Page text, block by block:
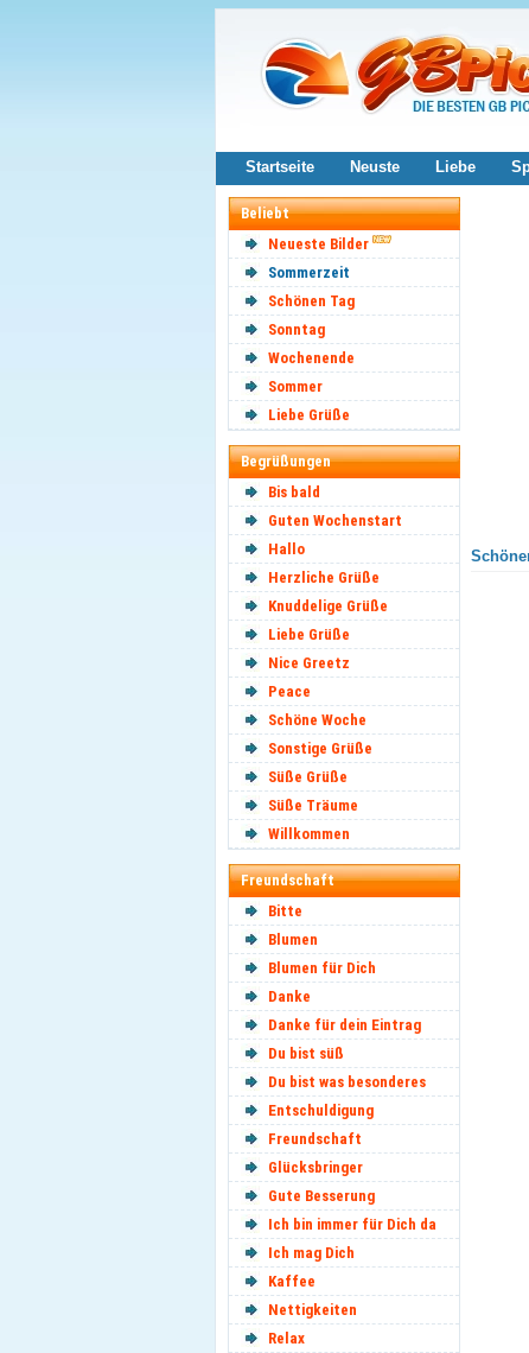
Startseite Neuste Liebe
Beliebt
Neueste Bilder
Sommerzeit
Schönen Tag
Sonntag
Wochenende
Sommer
Liebe Grüße
Begrüßungen
Bis bald
Guten Wochenstart
Hallo
Herzliche Grüße
Knuddelige Grüße
Liebe Grüße
Nice Greetz
Peace
Schöne Woche
Sonstige Grüße
Süße Grüße
Süße Träume
Willkommen
Freundschaft
Bitte
Blumen
Blumen für Dich
Danke
Danke für dein Eintrag
Du bist süß
Du bist was besonderes
Entschuldigung
Freundschaft
Glücksbringer
Gute Besserung
Ich bin immer für Dich da
Ich mag Dich
Kaffee
Nettigkeiten
Relax